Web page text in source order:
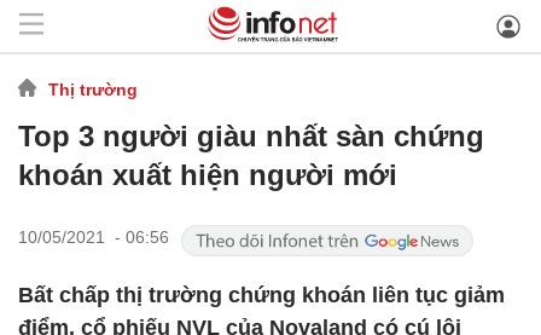
Thị trường
Top 3 người giàu nhất sàn chứng
khoán xuất hiện người mới
10/05/2021 - 06:56
Bất chấp thị trường chứng khoán liên tục giảm
điểm, cổ phiếu NVL của Novaland có cú lội